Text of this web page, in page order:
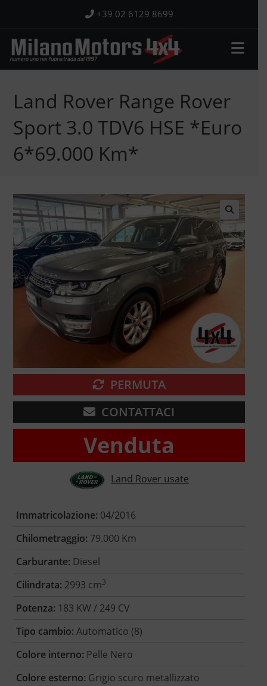
contenuto
+39 02 6129 8699
Land Rover Range Rover
Sport 3.0 TDV6 HSE *Euro
6*69.000 Km*
🔍
PERMUTA
CONTATTACI
Venduta
Land Rover usate
Immatricolazione: 04/2016
Chilometraggio: 79.000 Km
Carburante: Diesel
Cilindrata: 2993 cm3
Potenza: 183 KW / 249 CV
Tipo cambio: Automatico (8)
Colore interno: Pelle Nero
Colore esterno: Grigio scuro metallizzato